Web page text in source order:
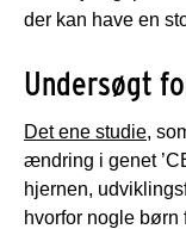
der kan have en
Undersøgt
Det ene studie,
ændring i genet
hjernen,
hvorfor nogle